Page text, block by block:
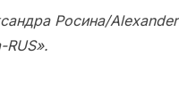
Росина/Alexander